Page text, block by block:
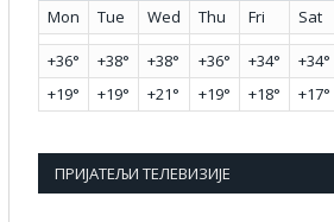
Mon
Tue Wed Thu Fri Sat
+36° +38° +38° +36° +34° +34°
+19° +19° +21° +19° +18° +17°
ПРИЈАТЕЉИ ТЕЛЕВИЗИЈЕ